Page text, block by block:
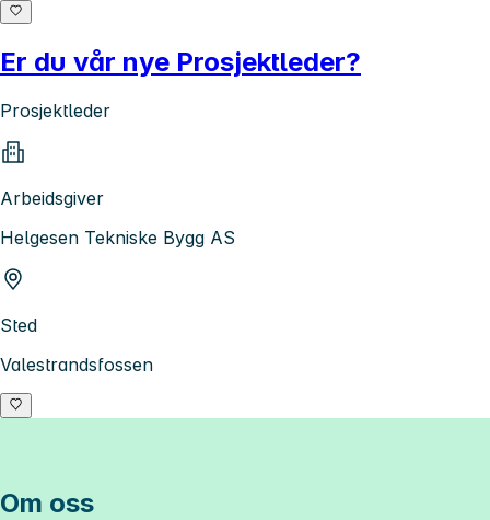
Er du vår nye Prosjektleder?
Prosjektleder
Arbeidsgiver
Helgesen Tekniske Bygg AS
Sted
Valestrandsfossen
Om oss